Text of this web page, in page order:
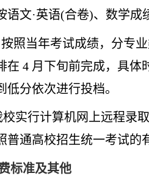
语文·英语(合卷)、数学成
按照当年考试成绩，分专
在 4 月下旬前完成，具体
低分依次进行投档。
校实行计算机网上远程录
普通高校招生统一考试的
标准及其他